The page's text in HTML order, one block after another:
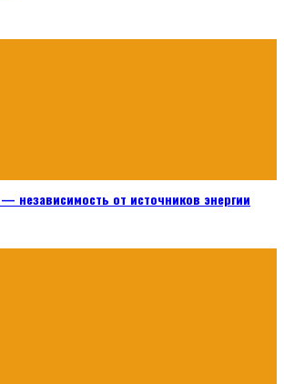
независимость от источников энергии